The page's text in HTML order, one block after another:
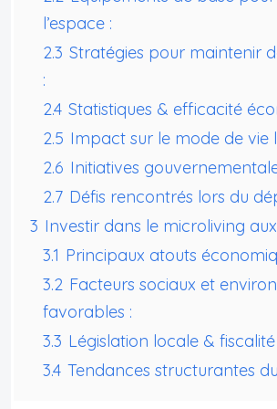
l’espace :
2.3 Stratégies pour maintenir
:
2.4 Statistiques & efficacité
2.5 Impact sur le mode de vie
2.6 Initiatives
2.7 Défis rencontrés lors du
3 Investir dans le microliving
3.1 Principaux atouts
3.2 Facteurs sociaux et
favorables :
3.3 Législation locale & fiscalité
3.4 Tendances structurantes